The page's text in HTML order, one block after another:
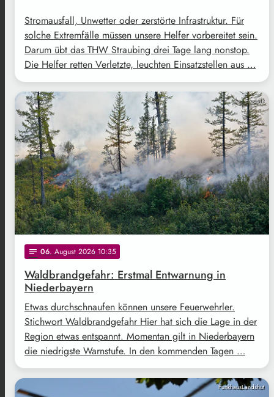
Stromausfall, Unwetter oder zerstörte Infrastruktur. Für
solche Extremfälle müssen unsere Helfer vorbereitet sein.
Darum übt das THW Straubing drei Tage lang nonstop.
Die Helfer retten Verletzte, leuchten Einsatzstellen aus …
Freepik
notes 06. August 2026 10:35
Waldbrandgefahr: Erstmal Entwarnung in
Niederbayern
Etwas durchschnaufen können unsere Feuerwehrler.
Stichwort Waldbrandgefahr Hier hat sich die Lage in der
Region etwas entspannt. Momentan gilt in Niederbayern
die niedrigste Warnstufe. In den kommenden Tagen …
FunkhausLandshut